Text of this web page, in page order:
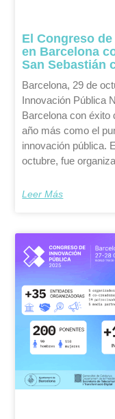
El Congreso
en Barcelona
San Sebastián
Barcelona, 29 de
Innovación Pública
Barcelona con éxito
año más como el
innovación pública.
octubre, fue
Leer Más